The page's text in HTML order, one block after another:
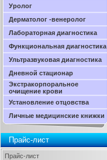
Уролог
Дерматолог -венеролог
Лабораторная диагностика
Функциональная диагностика
Ультразвуковая диагностика
Дневной стационар
Экстракорпоральное
очищение крови
Установление отцовства
Личные медицинские книжки
Прайс-лист
Прайс-лист